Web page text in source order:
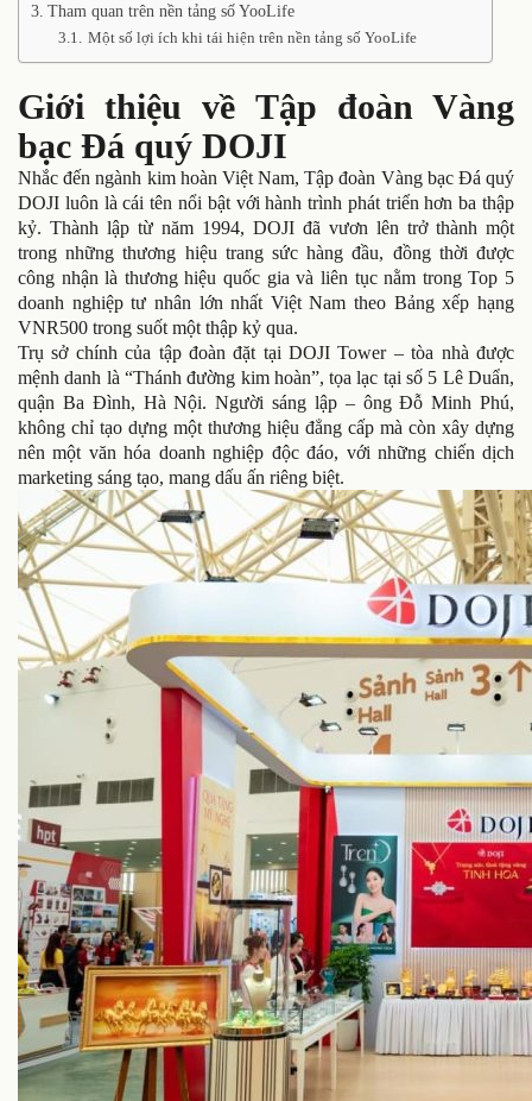
Tham quan trên nền tảng số YooLife
Một số lợi ích khi tái hiện trên nền tảng số YooLife
Giới thiệu về Tập đoàn Vàng
bạc Đá quý DOJI
Nhắc đến ngành kim hoàn Việt Nam, Tập đoàn Vàng bạc Đá quý
DOJI luôn là cái tên nổi bật với hành trình phát triển hơn ba thập
kỷ. Thành lập từ năm 1994, DOJI đã vươn lên trở thành một
trong những thương hiệu trang sức hàng đầu, đồng thời được
công nhận là thương hiệu quốc gia và liên tục nằm trong Top 5
doanh nghiệp tư nhân lớn nhất Việt Nam theo Bảng xếp hạng
VNR500 trong suốt một thập kỷ qua.
Trụ sở chính của tập đoàn đặt tại DOJI Tower – tòa nhà được
mệnh danh là “Thánh đường kim hoàn”, tọa lạc tại số 5 Lê Duẩn,
quận Ba Đình, Hà Nội. Người sáng lập – ông Đỗ Minh Phú,
không chỉ tạo dựng một thương hiệu đẳng cấp mà còn xây dựng
nên một văn hóa doanh nghiệp độc đáo, với những chiến dịch
marketing sáng tạo, mang dấu ấn riêng biệt.